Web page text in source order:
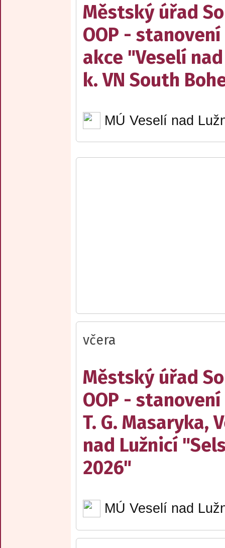
Městský úřad
OOP -
akce "Veselí
k. VN South
MÚ Veselí nad
včera
Městský úřad
OOP -
T. G. Masaryka,
nad Lužnicí
2026"
MÚ Veselí nad